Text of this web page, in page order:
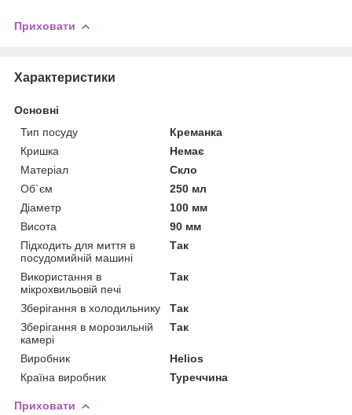
Приховати
Характеристики
Основні
Тип посуду
Креманка
Кришка
Немає
Матеріал
Скло
Об`єм
250 мл
Діаметр
100 мм
Висота
90 мм
Підходить для миття в
посудомийній машині
Так
Використання в
мікрохвильовій печі
Так
Зберігання в холодильнику
Так
Зберігання в морозильній
камері
Так
Виробник
Helios
Країна виробник
Туреччина
Приховати